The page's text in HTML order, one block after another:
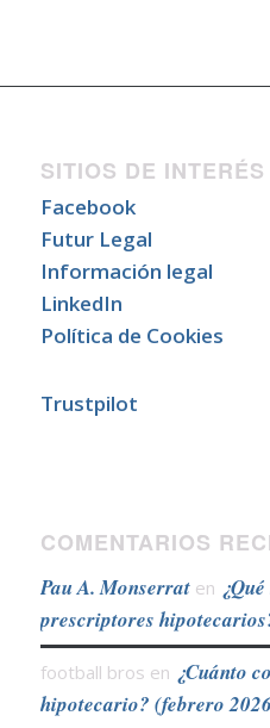
SITIOS DE INTERÉS
Facebook
Futur Legal
Información legal
LinkedIn
Política de Cookies
Trustpilot
COMENTARIOS
Pau A. Monserraten
prescriptores
football bros en ¿Cuánto
hipotecario? (febrero